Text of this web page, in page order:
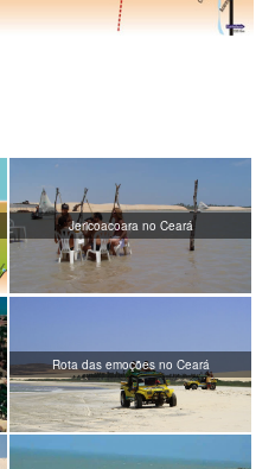
Jericoacoara no Ceará
Rota das emoções no Ceará